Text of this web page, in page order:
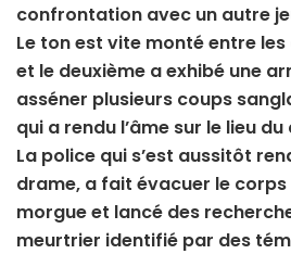
confrontation avec un autre
Le ton est vite monté entre
et le deuxième a exhibé une
asséner plusieurs coups
qui a rendu l’âme sur le lieu du
La police qui s’est aussitôt
drame, a fait évacuer le
morgue et lancé des
meurtrier identifié par des